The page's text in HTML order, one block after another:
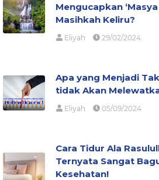
Mengucapkan ‘Masya
Masihkah Keliru?
Eliyah 29/02/2024
Apa yang Menjadi
tidak Akan
Eliyah 05/09/2024
Cara Tidur Ala
Ternyata Sangat
Kesehatan!